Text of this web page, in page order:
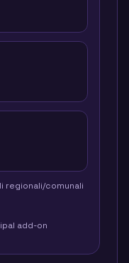
regionali/comunali
add-on